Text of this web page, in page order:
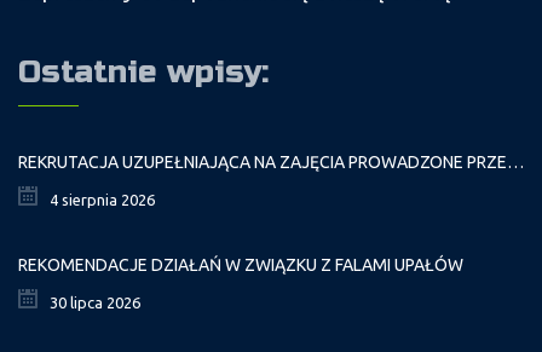
Ostatnie wpisy:
REKRUTACJA UZUPEŁNIAJĄCA NA ZAJĘCIA PROWADZONE PRZEZ PAŁAC MŁODZIEŻY W ROKU SZKOLNYM 2026/2027
4 sierpnia 2026
REKOMENDACJE DZIAŁAŃ W ZWIĄZKU Z FALAMI UPAŁÓW
30 lipca 2026